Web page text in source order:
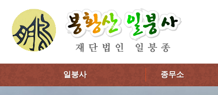
일붕사 종무소